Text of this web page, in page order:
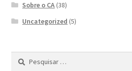
Sobre o CA (38)
Uncategorized (5)
Pesquisar